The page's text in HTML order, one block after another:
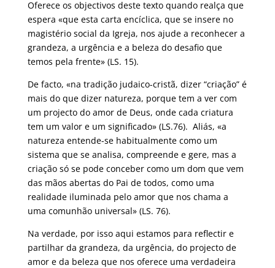
Oferece os objectivos deste texto quando realça que
espera «que esta carta encíclica, que se insere no
magistério social da Igreja, nos ajude a reconhecer a
grandeza, a urgência e a beleza do desafio que
temos pela frente» (LS. 15).
De facto, «na tradição judaico-cristã, dizer “criação” é
mais do que dizer natureza, porque tem a ver com
um projecto do amor de Deus, onde cada criatura
tem um valor e um significado» (LS.76). Aliás, «a
natureza entende-se habitualmente como um
sistema que se analisa, compreende e gere, mas a
criação só se pode conceber como um dom que vem
das mãos abertas do Pai de todos, como uma
realidade iluminada pelo amor que nos chama a
uma comunhão universal» (LS. 76).
Na verdade, por isso aqui estamos para reflectir e
partilhar da grandeza, da urgência, do projecto de
amor e da beleza que nos oferece uma verdadeira